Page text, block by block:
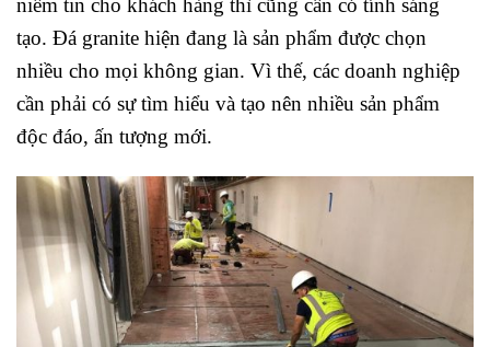
niềm tin cho khách hàng thì cũng cần có tính sáng
tạo. Đá granite hiện đang là sản phẩm được chọn
nhiều cho mọi không gian. Vì thế, các doanh nghiệp
cần phải có sự tìm hiểu và tạo nên nhiều sản phẩm
độc đáo, ấn tượng mới.